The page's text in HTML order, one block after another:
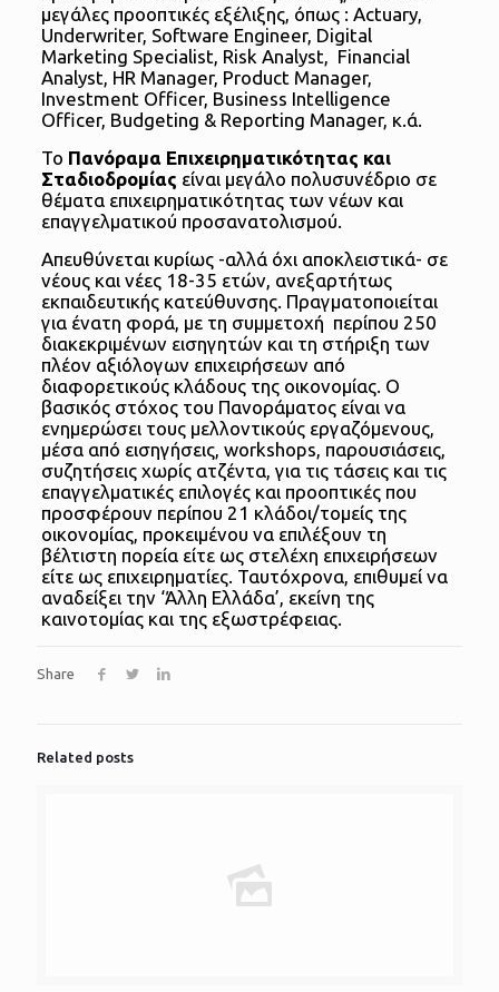
μεγάλες προοπτικές εξέλιξης, όπως : Actuary,
Underwriter, Software Engineer, Digital
Marketing Specialist, Risk Analyst, Financial
Analyst, HR Manager, Product Manager,
Investment Officer, Business Intelligence
Officer, Budgeting & Reporting Manager, κ.ά.
Το Πανόραμα Επιχειρηματικότητας και
Σταδιοδρομίας είναι μεγάλο πολυσυνέδριο σε
θέματα επιχειρηματικότητας των νέων και
επαγγελματικού προσανατολισμού.
Απευθύνεται κυρίως -αλλά όχι αποκλειστικά- σε
νέους και νέες 18-35 ετών, ανεξαρτήτως
εκπαιδευτικής κατεύθυνσης. Πραγματοποιείται
για ένατη φορά, με τη συμμετοχή περίπου 250
διακεκριμένων εισηγητών και τη στήριξη των
πλέον αξιόλογων επιχειρήσεων από
διαφορετικούς κλάδους της οικονομίας. Ο
βασικός στόχος του Πανοράματος είναι να
ενημερώσει τους μελλοντικούς εργαζόμενους,
μέσα από εισηγήσεις, workshops, παρουσιάσεις,
συζητήσεις χωρίς ατζέντα, για τις τάσεις και τις
επαγγελματικές επιλογές και προοπτικές που
προσφέρουν περίπου 21 κλάδοι/τομείς της
οικονομίας, προκειμένου να επιλέξουν τη
βέλτιστη πορεία είτε ως στελέχη επιχειρήσεων
είτε ως επιχειρηματίες. Ταυτόχρονα, επιθυμεί να
αναδείξει την ‘Άλλη Ελλάδα’, εκείνη της
καινοτομίας και της εξωστρέφειας.
Share
Related posts